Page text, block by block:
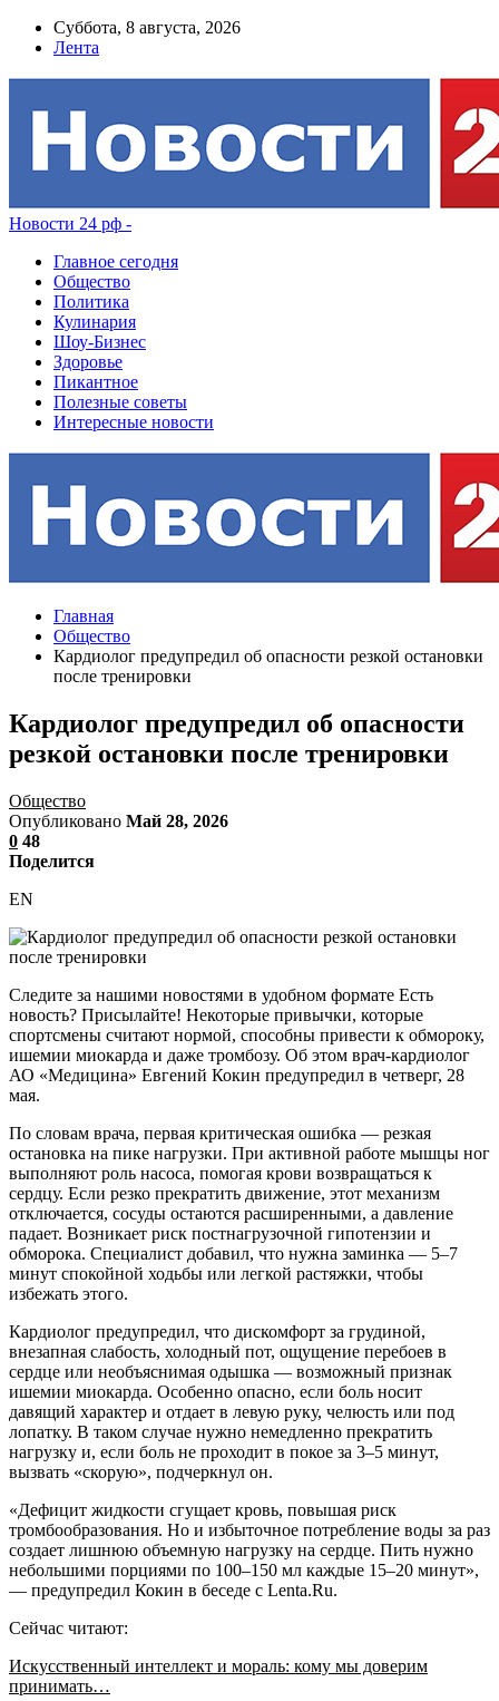
Суббота, 8 августа, 2026
Лента
Новости 24 рф -
Главное сегодня
Общество
Политика
Кулинария
Шоу-Бизнес
Здоровье
Пикантное
Полезные советы
Интересные новости
Главная
Общество
Кардиолог предупредил об опасности резкой остановки
после тренировки
Кардиолог предупредил об опасности
резкой остановки после тренировки
Общество
Опубликовано Май 28, 2026
0 48
Поделится
EN
Следите за нашими новостями в удобном формате Есть
новость? Присылайте! Некоторые привычки, которые
спортсмены считают нормой, способны привести к обмороку,
ишемии миокарда и даже тромбозу. Об этом врач-кардиолог
АО «Медицина» Евгений Кокин предупредил в четверг, 28
мая.
По словам врача, первая критическая ошибка — резкая
остановка на пике нагрузки. При активной работе мышцы ног
выполняют роль насоса, помогая крови возвращаться к
сердцу. Если резко прекратить движение, этот механизм
отключается, сосуды остаются расширенными, а давление
падает. Возникает риск постнагрузочной гипотензии и
обморока. Специалист добавил, что нужна заминка — 5–7
минут спокойной ходьбы или легкой растяжки, чтобы
избежать этого.
Кардиолог предупредил, что дискомфорт за грудиной,
внезапная слабость, холодный пот, ощущение перебоев в
сердце или необъяснимая одышка — возможный признак
ишемии миокарда. Особенно опасно, если боль носит
давящий характер и отдает в левую руку, челюсть или под
лопатку. В таком случае нужно немедленно прекратить
нагрузку и, если боль не проходит в покое за 3–5 минут,
вызвать «скорую», подчеркнул он.
«Дефицит жидкости сгущает кровь, повышая риск
тромбообразования. Но и избыточное потребление воды за раз
создает лишнюю объемную нагрузку на сердце. Пить нужно
небольшими порциями по 100–150 мл каждые 15–20 минут»,
— предупредил Кокин в беседе с Lenta.Ru.
Сейчас читают:
Искусственный интеллект и мораль: кому мы доверим
принимать…